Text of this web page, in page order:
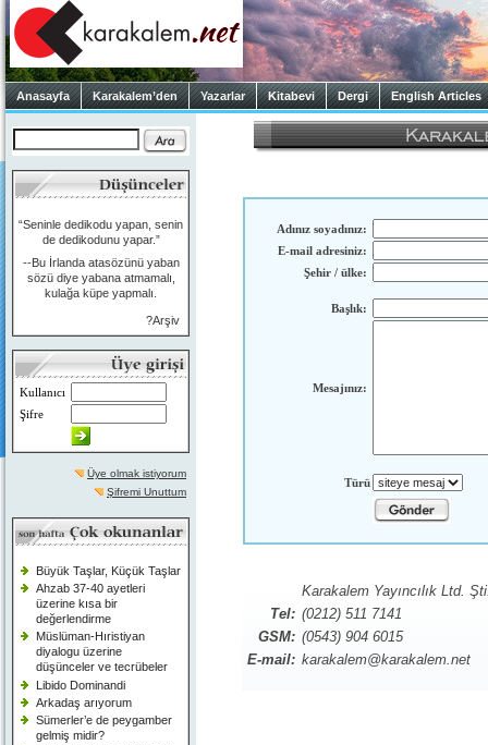
Anasayfa Karakalem’den Yazarlar Kitabevi Dergi English Articles
“Seninle dedikodu yapan, senin
de dedikodunu yapar.”
--Bu İrlanda atasözünü yaban
sözü diye yabana atmamalı,
kulağa küpe yapmalı.
?Arşiv
Kullanıcı
Şifre
Üye olmak istiyorum
Şifremi Unuttum
Büyük Taşlar, Küçük Taşlar
Ahzab 37-40 ayetleri
üzerine kısa bir
değerlendirme
Müslüman-Hıristiyan
diyalogu üzerine
düşünceler ve tecrübeler
Libido Dominandi
Arkadaş arıyorum
Sümerler’e de peygamber
gelmiş midir?
Adınız soyadınız:
E-mail adresiniz:
Şehir / ülke:
Başlık:
Mesajınız:
Türü
Karakalem Yayıncılık Ltd.
Tel: (0212) 511 7141
GSM: (0543) 904 6015
E-mail: karakalem@karakalem.net